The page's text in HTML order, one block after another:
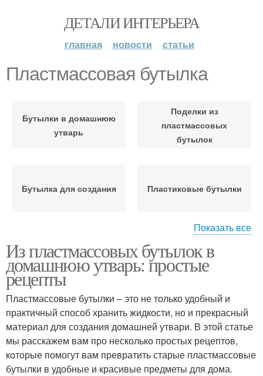
ДЕТАЛИ ИНТЕРЬЕРА
главная новости статьи
Пластмассовая бутылка
Бутылки в домашнюю
утварь
Поделки из
пластмассовых
бутылок
Бутылка для создания Пластиковые бутылки
Бутылки на полосы Бутылки для создания
Бутылка перед началом
Поделки из
пластиковых бутылок
Показать все
Из пластмассовых бутылок в
домашнюю утварь: простые
рецепты
Пластмассовые бутылки – это не только удобный и
практичный способ хранить жидкости, но и прекрасный
материал для создания домашней утвари. В этой статье
мы расскажем вам про несколько простых рецептов,
которые помогут вам превратить старые пластмассовые
бутылки в удобные и красивые предметы для дома.